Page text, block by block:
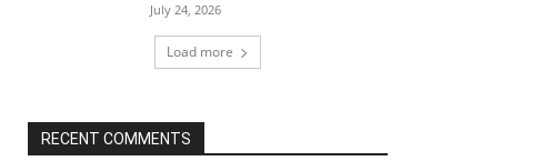
July 24, 2026
Load more
RECENT COMMENTS